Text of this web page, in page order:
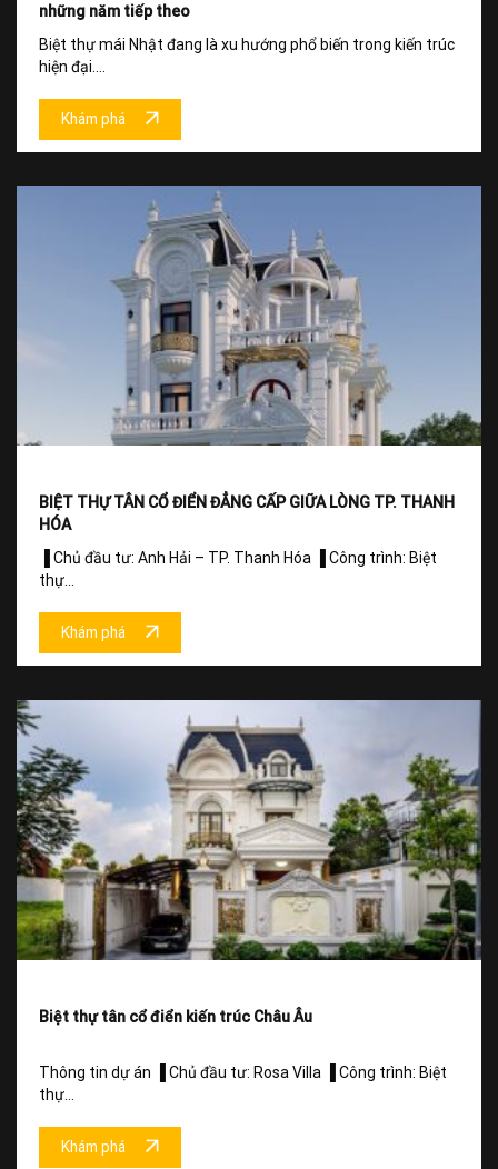
những năm tiếp theo
Biệt thự mái Nhật đang là xu hướng phổ biến trong kiến trúc
hiện đại....
Khám phá
BIỆT THỰ TÂN CỔ ĐIỂN ĐẲNG CẤP GIỮA LÒNG TP. THANH
HÓA
▐ Chủ đầu tư: Anh Hải – TP. Thanh Hóa ▐ Công trình: Biệt
thự...
Khám phá
Biệt thự tân cổ điển kiến trúc Châu Âu
Thông tin dự án ▐ Chủ đầu tư: Rosa Villa ▐ Công trình: Biệt
thự...
Khám phá